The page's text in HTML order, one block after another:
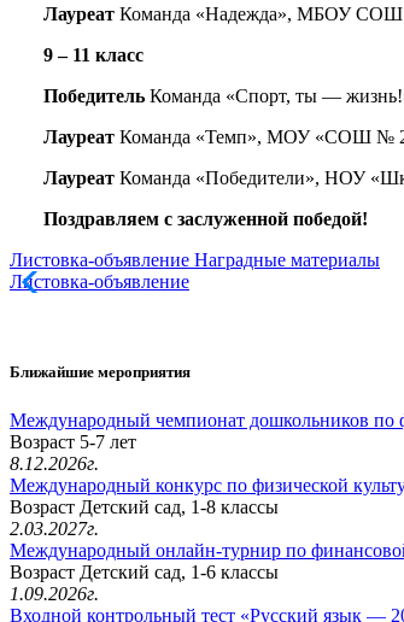
Лауреат Команда «Надежда», МБОУ СОШ №
9 – 11 класс
Победитель Команда «Спорт, ты —
Лауреат Команда «Темп», МОУ «СОШ №
Лауреат Команда «Победители», НОУ
Поздравляем с заслуженной победой!
Листовка-объявление Наградные материалы
Листовка-объявление
Ближайшие мероприятия
Международный чемпионат дошкольников по
Возраст 5-7 лет
8.12.2026г.
Международный конкурс по физической
Возраст Детский сад, 1-8 классы
2.03.2027г.
Международный онлайн-турнир по
Возраст Детский сад, 1-6 классы
1.09.2026г.
Входной контрольный тест «Русский язык —